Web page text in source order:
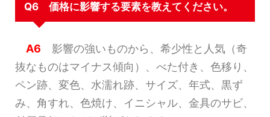
Q6 価格に影響する要素を教えてください。
A6 影響の強いものから、希少性と人気（奇
抜なものはマイナス傾向）、べた付き、色移り、
ペン跡、変色、水濡れ跡、サイズ、年式、黒ず
み、角すれ、色焼け、イニシャル、金具のサビ、